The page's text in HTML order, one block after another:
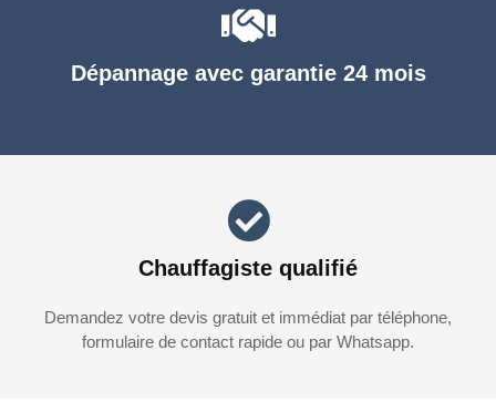
Dépannage avec garantie 24 mois
Chauffagiste qualifié
Demandez votre devis gratuit et immédiat par téléphone,
formulaire de contact rapide ou par Whatsapp.